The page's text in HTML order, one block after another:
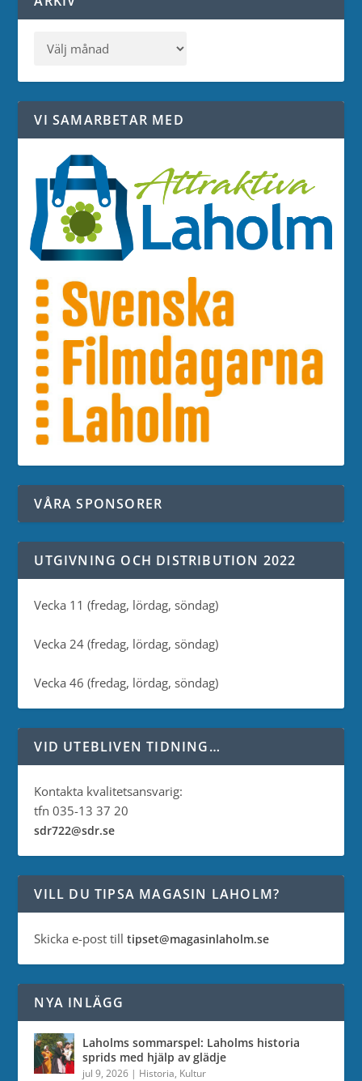
VI SAMARBETAR MED
VÅRA SPONSORER
UTGIVNING OCH DISTRIBUTION 2022
Vecka 11 (fredag, lördag, söndag)
Vecka 24 (fredag, lördag, söndag)
Vecka 46 (fredag, lördag, söndag)
VID UTEBLIVEN TIDNING…
Kontakta kvalitetsansvarig:
tfn 035-13 37 20
sdr722@sdr.se
VILL DU TIPSA MAGASIN LAHOLM?
Skicka e-post tilltipset@magasinlaholm.se
NYA INLÄGG
Laholms sommarspel: Laholms historia
sprids med hjälp av glädje
jul 9, 2026 | Historia, Kultur